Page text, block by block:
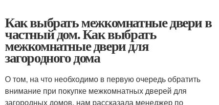
Как выбрать межкомнатные двери в
частный дом. Как выбрать
межкомнатные двери для
загородного дома
О том, на что необходимо в первую очередь обратить
внимание при покупке межкомнатных дверей для
загородных домов, нам рассказала менеджер по